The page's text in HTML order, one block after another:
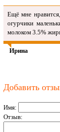
Ещё мне
огурчики
молоком 3.5%
Ирина
Добавить
Имя:
Отзыв: